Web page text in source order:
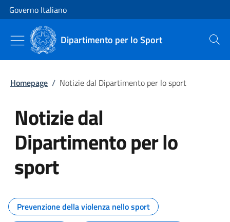
Vai al contenuto
Vai alla navigazione del sito
Governo Italiano
Dipartimento per lo Sport Cerca
Homepage / Notizie dal Dipartimento per lo sport
Notizie dal
Dipartimento per lo
sport
Tutti i contenuti della pagina
Prevenzione della violenza nello sport